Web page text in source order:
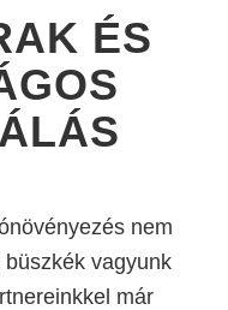
ÉS
nem
vagyunk
már